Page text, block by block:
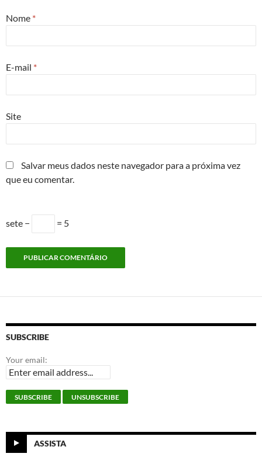
Nome *
E-mail *
Site
Salvar meus dados neste navegador para a próxima vez
que eu comentar.
sete − = 5
SUBSCRIBE
Your email:
ASSISTA